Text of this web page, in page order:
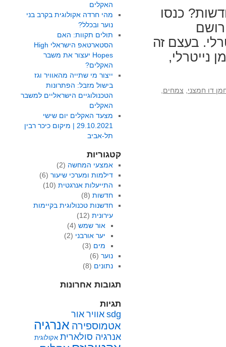
אנרגיות מתחדשות? כנסו
רושם
בעצם זה
נייטרלי,
דו חמצני צמחים
האקלים
מהי חרדה אקולוגית בקרב בני
נוער ובכלל?
תולים תקוות: האם
הסטארטאפ הישראלי High
Hopes יעצור את משבר
האקלים?
ייצור מי שתייה מהאוויר וגז
בישול מזבל: הפתרונות
הטכנולוגיים הישראליים למשבר
האקלים
מצעד האקלים יום שישי
29.10.2021 | מיקום כיכר רבין
תל-אביב
קטגוריות
אמצעי המחשה (2)
דילמות ומערכי שיעור(6)
התייעלות אנרגטית(10)
חדשות(8)
חדשנות טכנולוגית בקיימות
עירונית(12)
אור שמש (4)
יער אורבני (2)
מים (3)
נוער(6)
נתונים (8)
תגובות אחרונות
תגיות
sdg אוויר אור
אטמוספירה אנרגיה
אנרגיה סולארית אקולוגית